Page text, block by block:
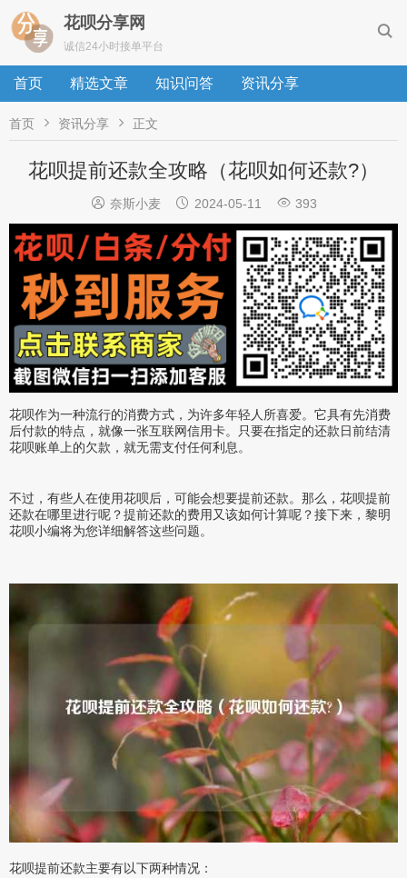

花呗分享网
诚信24小时接单平台
首页 精选文章 知识问答 资讯分享
首页  资讯分享  正文
花呗提前还款全攻略（花呗如何还款?）
 奈斯小麦  2024-05-11  393
花呗作为一种流行的消费方式，为许多年轻人所喜爱。它具有先消费
后付款的特点，就像一张互联网信用卡。只要在指定的还款日前结清
花呗账单上的欠款，就无需支付任何利息。
不过，有些人在使用花呗后，可能会想要提前还款。那么，花呗提前
还款在哪里进行呢？提前还款的费用又该如何计算呢？接下来，黎明
花呗小编将为您详细解答这些问题。
花呗提前还款主要有以下两种情况：